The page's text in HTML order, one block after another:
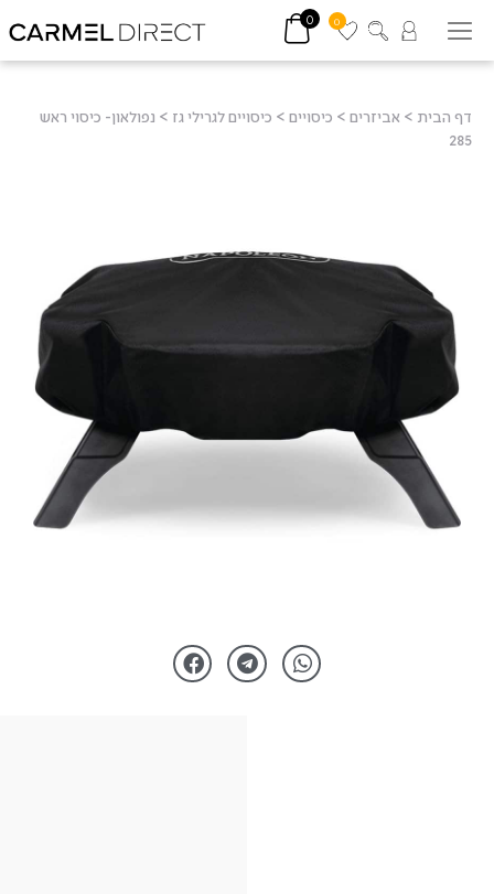
0
0
דף הבית > אביזרים > כיסויים > כיסויים לגרילי גז > נפולאון- כיסוי ראש
285